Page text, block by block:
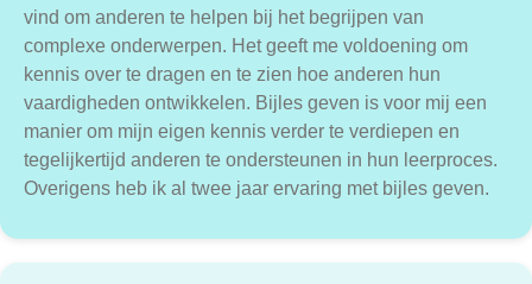
vind om anderen te helpen bij het begrijpen van
complexe onderwerpen. Het geeft me voldoening om
kennis over te dragen en te zien hoe anderen hun
vaardigheden ontwikkelen. Bijles geven is voor mij een
manier om mijn eigen kennis verder te verdiepen en
tegelijkertijd anderen te ondersteunen in hun leerproces.
Overigens heb ik al twee jaar ervaring met bijles geven.